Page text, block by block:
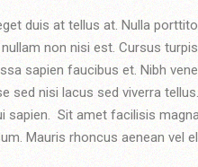
duis at tellus at. Nulla
non nisi est. Cursus
sapien faucibus et. Nibh
sed nisi lacus sed viverra
sapien. Sit amet facilisis
Mauris rhoncus aenean vel